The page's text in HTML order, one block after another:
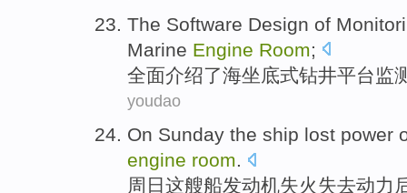
The Software Design of
Marine Engine Room;
全面介绍了海坐底式钻井平台监
youdao
On Sunday the ship lost power
engine room.
周日 这艘船发动机失火失去动力